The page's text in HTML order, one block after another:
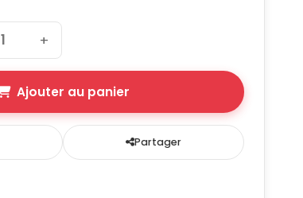
+
Ajouter au panier
Partager